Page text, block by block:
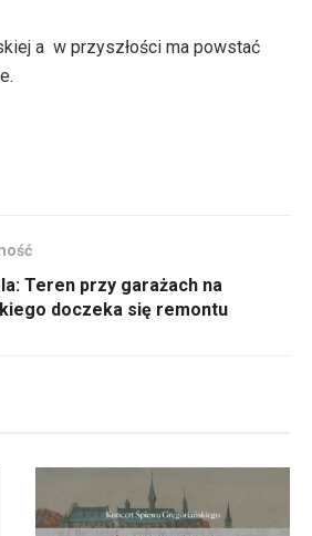
oraz
a w przyszłości ma powstać
Teren przy garażach na
doczeka się remontu